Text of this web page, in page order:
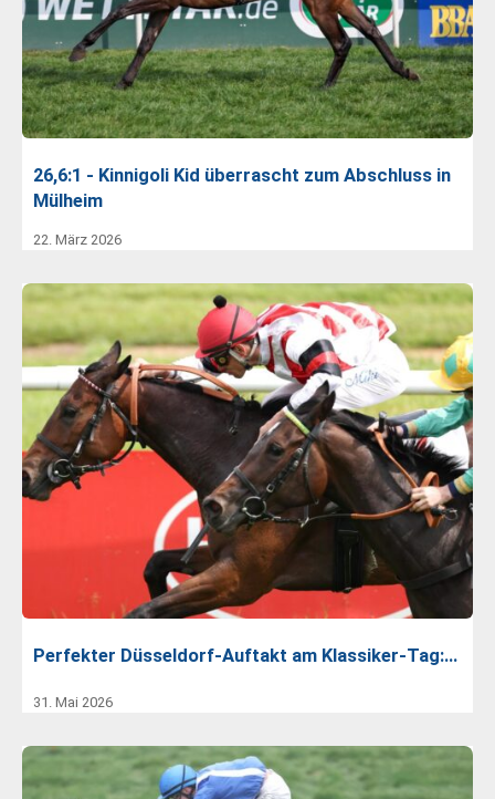
26,6:1 - Kinnigoli Kid überrascht zum Abschluss in
Mülheim
22. März 2026
Perfekter Düsseldorf-Auftakt am Klassiker-Tag:…
31. Mai 2026